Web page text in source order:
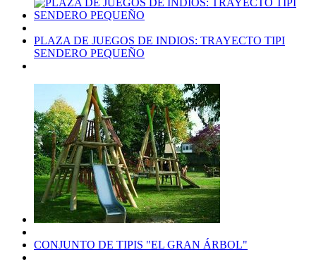
PLAZA DE JUEGOS DE INDIOS: TRAYECTO TIPI
SENDERO PEQUEÑO
CONJUNTO DE TIPIS "EL GRAN ÁRBOL"